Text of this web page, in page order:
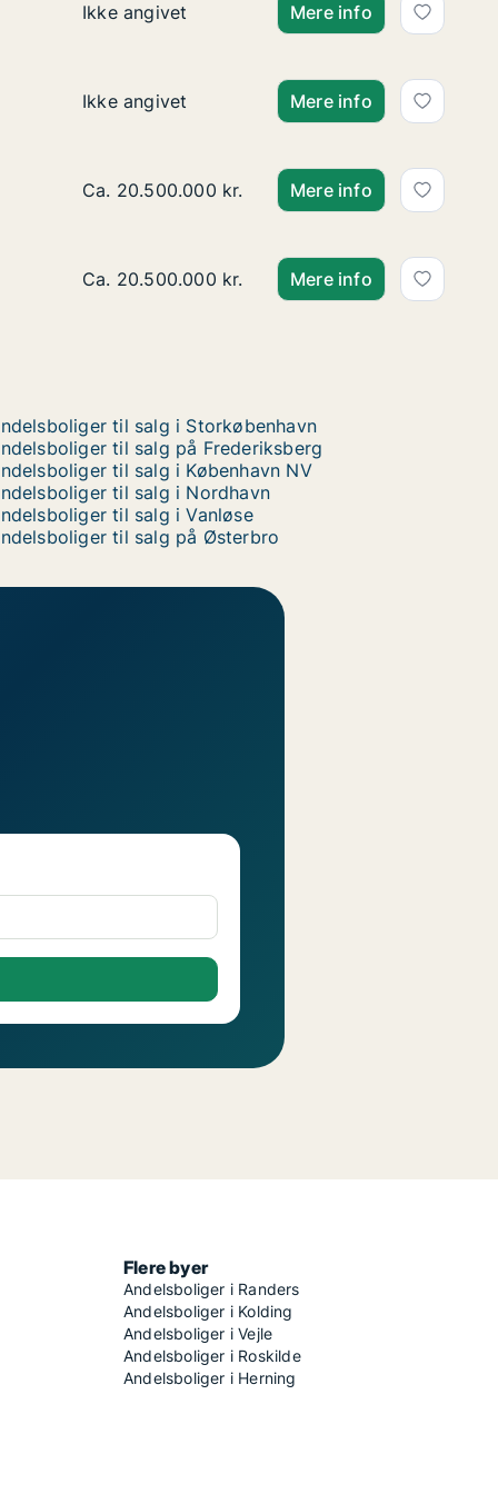
Ca. 110 m2 andelsbolig til salg på 1900
Ikke angivet Mere info
Ca. 110 m2 andelsbolig til salg på 1900
Ikke angivet Mere info
Ca. 245 m2 andelsbolig til salg på 1900
Ca. 20.500.000 kr. Mere info
Ca. 245 m2 andelsbolig til salg på 1900
Ca. 20.500.000 kr. Mere info
til salg i Storkøbenhavn
til salg på Frederiksberg
til salg i København NV
til salg i Nordhavn
til salg i Vanløse
til salg på Østerbro
Flere byer
Andelsboliger i Randers
Andelsboliger i Kolding
Andelsboliger i Vejle
Andelsboliger i Roskilde
Andelsboliger i Herning